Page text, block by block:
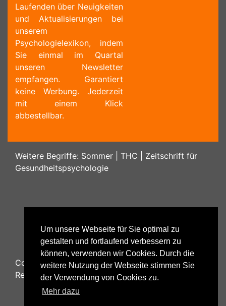
Um unsere Webseite für Sie optimal zu
gestalten und fortlaufend verbessern zu
können, verwenden wir Cookies. Durch die
weitere Nutzung der Webseite stimmen Sie
der Verwendung von Cookies zu.
Mehr dazu
Laufenden über Neuigkeiten
und Aktualisierungen bei
unserem
Psychologielexikon, indem
Sie einmal im Quartal
unseren Newsletter
empfangen. Garantiert
keine Werbung. Jederzeit
mit einem Klick
abbestellbar.
Weitere Begriffe: Sommer THC
Zeitschrift für
Gesundheitspsychologie
Copyright © 2026Psychology48.com - All Rights
Reserved.